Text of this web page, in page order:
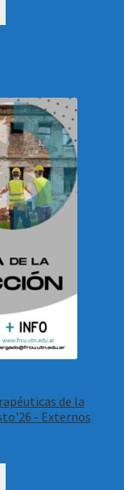
de la
- Externos